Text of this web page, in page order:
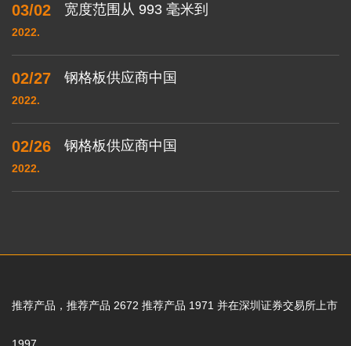
03/02
2022.
宽度范围从 993 毫米到
02/27
2022.
钢格板供应商中国
02/26
2022.
钢格板供应商中国
推荐产品，推荐产品 2672 推荐产品 1971 并在深圳证券交易所上市
1997.